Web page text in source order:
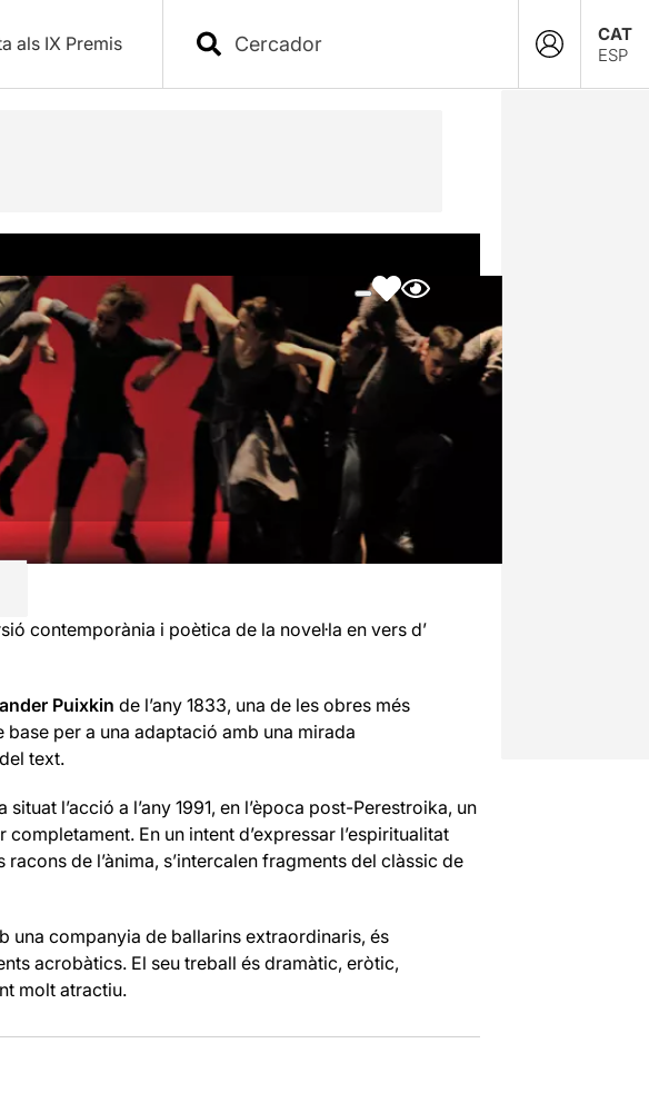
als IX Premis
CAT
ESP
contemporània i poètica de la novel·la en vers d’
Puixkin de l’any 1833, una de les obres més
per a una adaptació amb una mirada
text.
l’acció a l’any 1991, en l’època post-Perestroika, un
En un intent d’expressar l’espiritualitat
de l’ànima, s’intercalen fragments del clàssic de
una companyia de ballarins extraordinaris, és
acrobàtics. El seu treball és dramàtic, eròtic,
molt atractiu.